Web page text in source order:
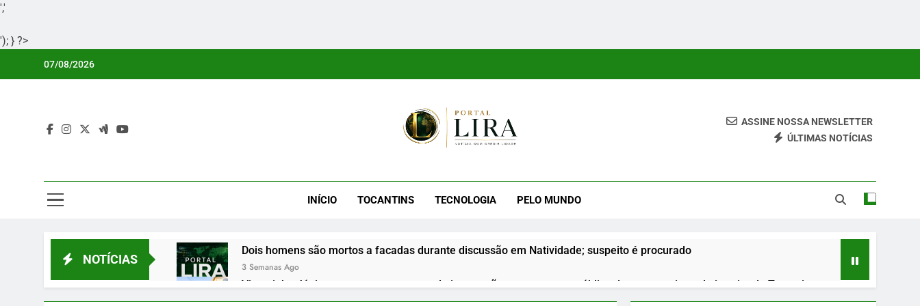
','
'); } ?>
07/08/2026
E Uma Boa Experiência Para O Leitor.
ASSINE NOSSA NEWSLETTER
ÚLTIMAS NOTÍCIAS
INÍCIO TOCANTINS TECNOLOGIA PELO MUNDO
NOTÍCIAS
Dois homens são mortos a facadas durante discussão em Natividade; suspeito é procurado
3 Semanas Ago
Vicentinho Júnior apresenta propostas de integração na segurança pública durante roteiro pelo interior do Tocantins
3 Semanas Ago